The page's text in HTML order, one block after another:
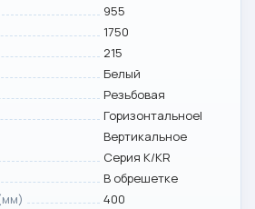
955
1750
215
Белый
Резьбовая
Горизонтальное|
Вертикальное
Серия K/KR
В обрешетке
400